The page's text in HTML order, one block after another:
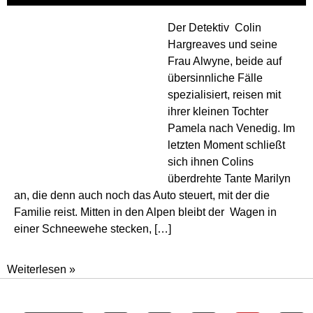
Der Detektiv Colin
Hargreaves und seine
Frau Alwyne, beide auf
übersinnliche Fälle
spezialisiert, reisen mit
ihrer kleinen Tochter
Pamela nach Venedig. Im
letzten Moment schließt
sich ihnen Colins
überdrehte Tante Marilyn
an, die denn auch noch das Auto steuert, mit der die
Familie reist. Mitten in den Alpen bleibt der Wagen in
einer Schneewehe stecken, […]
Weiterlesen »Gruselkabinett